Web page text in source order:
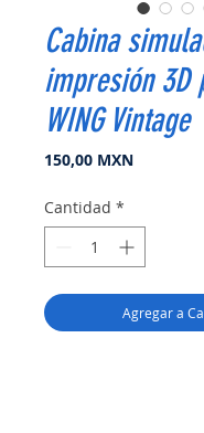
Cabina
impresión 3D
WING Vintage
150,00 MXNPrecio
Cantidad *
Agregar a